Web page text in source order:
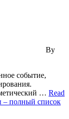
By
событие,
… Read
– полный список